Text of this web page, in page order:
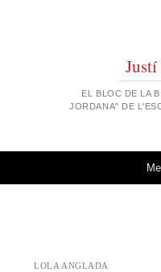
Justí
EL BLOC DE LA
JORDANA" DE
LOLA ANGLADA